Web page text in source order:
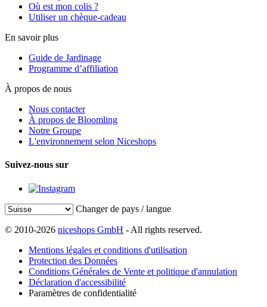
Où est mon colis ?
Utiliser un chèque-cadeau
En savoir plus
Guide de Jardinage
Programme d’affiliation
À propos de nous
Nous contacter
À propos de Bloomling
Notre Groupe
L'environnement selon Niceshops
Suivez-nous sur
Changer de pays / langue
© 2010-2026 niceshops GmbH - All rights reserved.
Mentions légales et conditions d'utilisation
Protection des Données
Conditions Générales de Vente et politique d'annulation
Déclaration d'accessibilité
Paramètres de confidentialité